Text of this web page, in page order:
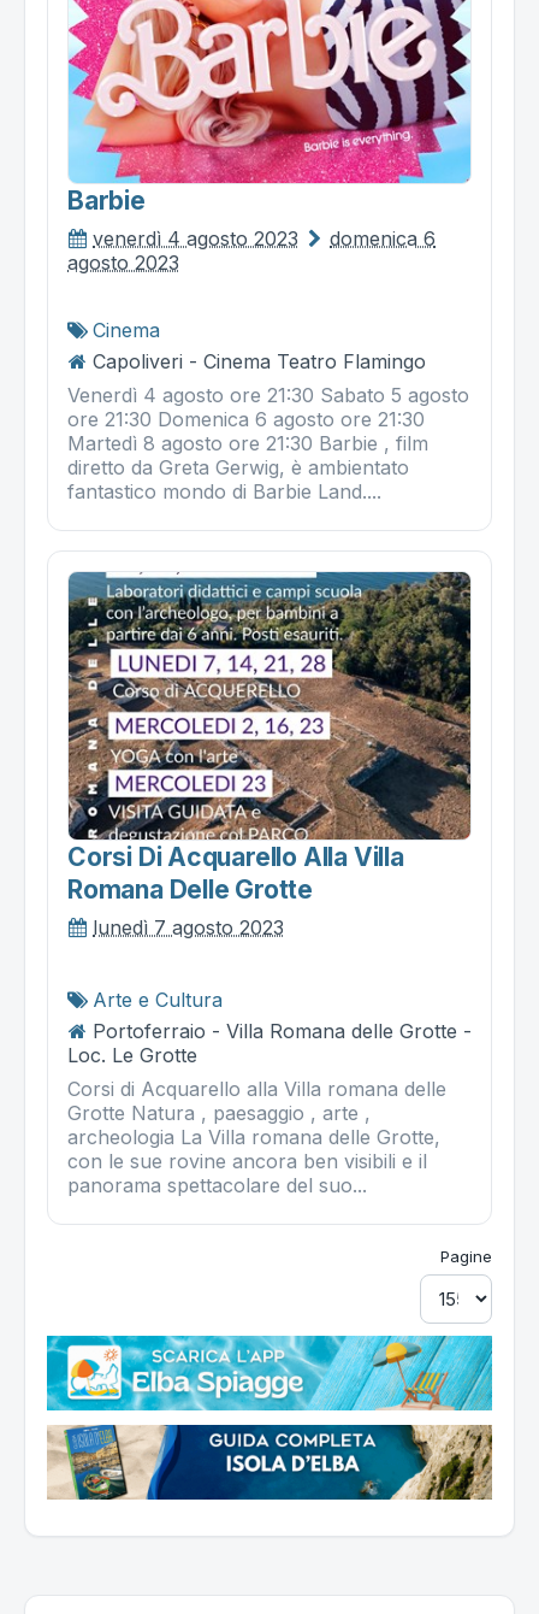
Barbie
venerdì 4 agosto 2023
domenica 6
agosto 2023
Cinema
Capoliveri - Cinema Teatro Flamingo
Venerdì 4 agosto ore 21:30 Sabato 5 agosto
ore 21:30 Domenica 6 agosto ore 21:30
Martedì 8 agosto ore 21:30 Barbie , film
diretto da Greta Gerwig, è ambientato
fantastico mondo di Barbie Land....
Corsi Di Acquarello Alla Villa
Romana Delle Grotte
lunedì 7 agosto 2023
Arte e Cultura
Portoferraio - Villa Romana delle Grotte -
Loc. Le Grotte
Corsi di Acquarello alla Villa romana delle
Grotte Natura , paesaggio , arte ,
archeologia La Villa romana delle Grotte,
con le sue rovine ancora ben visibili e il
panorama spettacolare del suo...
Pagine